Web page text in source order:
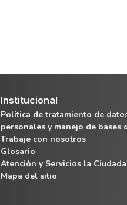
Institucional
Política de tratamiento de
personales y manejo de bases
Trabaje con nosotros
Glosario
Atención y Servicios la
Mapa del sitio